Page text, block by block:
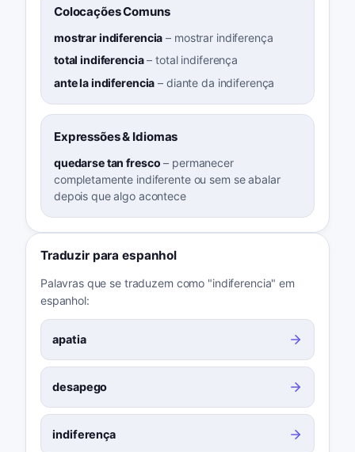
Colocações Comuns
mostrar indiferencia – mostrar indiferença
total indiferencia–total indiferença
ante la indiferencia – diante da indiferença
Expressões & Idiomas
quedarse tan fresco – permanecer
completamente indiferente ou sem se abalar
depois que algo acontece
Traduzir para espanhol
Palavras que se traduzem como "indiferencia" em
espanhol:
apatia
desapego
indiferença